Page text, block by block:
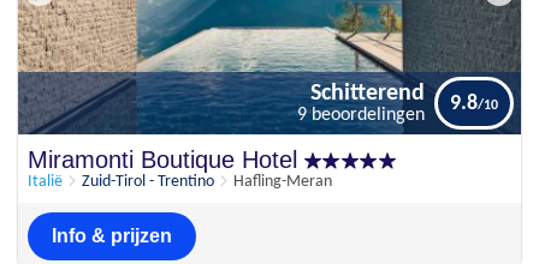
Schitterend
9 beoordelingen
Miramonti Boutique Hotel
Italië Zuid-Tirol - Trentino Hafling-Meran
Schitterend
9 beoordelingen
9.8
Info & prijzen